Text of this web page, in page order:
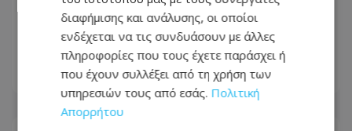
Κυπριακό, Προεδρικές 2028 και
οικονομία στο επίκεντρο – Τι γράφουν
σήμερα τα πρωτοσέλιδα
09.08.2026 - 11:41
διαφήμισης και ανάλυσης, οι οποίοι
ενδέχεται να τις συνδυάσουν με άλλες
πληροφορίες που τους έχετε παράσχει ή
που έχουν συλλέξει από τη χρήση των
υπηρεσιών τους από εσάς. Πολιτική
Απορρήτου